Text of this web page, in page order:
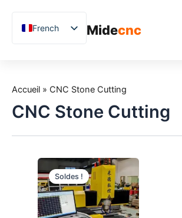
Midecnc
Produit
Applications
Études de cas
Support
French
English
Vietnamese
German
Japanese
Russian
Uzbek
Accueil » CNC Stone Cutting
CNC Stone Cutting
Soldes !